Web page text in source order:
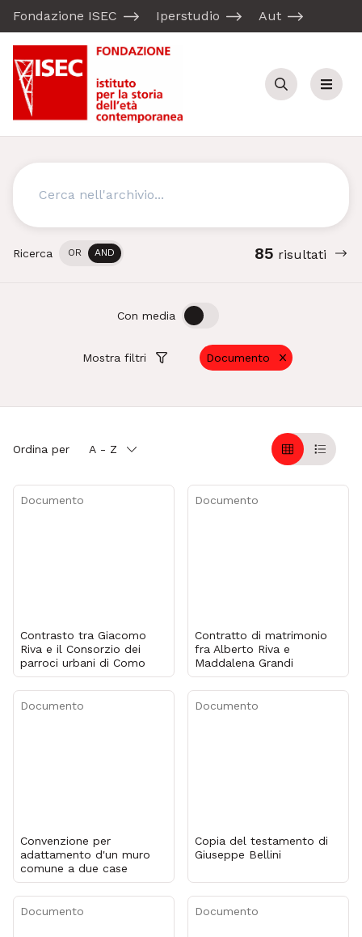
Fondazione ISEC Iperstudio Aut
Cerca Menu
Cerca
Ricerca OR AND 85 risultati
Mostra filtri Documento
Con media OFF
Ordina per A - Z
GrigliaTable
Documento
Contrasto tra Giacomo
Riva e il Consorzio dei
parroci urbani di Como
Documento
Contratto di matrimonio
fra Alberto Riva e
Maddalena Grandi
Documento
Convenzione per
adattamento d'un muro
comune a due case
Documento
Copia del testamento di
Giuseppe Bellini
Documento Documento